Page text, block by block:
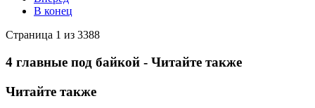
В конец
Страница 1 из 3388
4 главные под байкой - Читайте также
Читайте также